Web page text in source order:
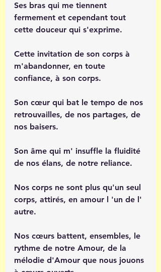
Ses bras qui me tiennent
fermement et cependant tout
cette douceur qui s'exprime.
Cette invitation de son corps à
m'abandonner, en toute
confiance, à son corps.
Son cœur qui bat le tempo de nos
retrouvailles, de nos partages, de
nos baisers.
Son âme qui m' insuffle la fluidité
de nos élans, de notre reliance.
Nos corps ne sont plus qu'un seul
corps, attirés, en amour l 'un de l'
autre.
Nos cœurs battent, ensembles, le
rythme de notre Amour, de la
mélodie d'Amour que nous jouons